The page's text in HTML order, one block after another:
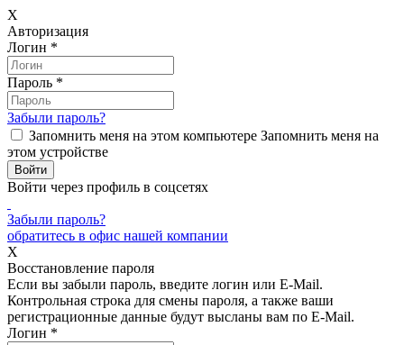
X
Авторизация
Логин *
Пароль *
Забыли пароль?
Запомнить меня на этом компьютере Запомнить меня на
этом устройстве
Войти через профиль в соцсетях
Забыли пароль?
обратитесь в офис нашей компании
X
Восстановление пароля
Если вы забыли пароль, введите логин или E-Mail.
Контрольная строка для смены пароля, а также ваши
регистрационные данные будут высланы вам по E-Mail.
Логин *